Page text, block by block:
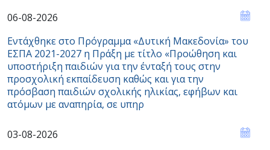
06-08-2026
Εντάχθηκε στο Πρόγραμμα «Δυτική Μακεδονία» του
ΕΣΠΑ 2021-2027 η Πράξη με τίτλο «Προώθηση και
υποστήριξη παιδιών για την ένταξή τους στην
προσχολική εκπαίδευση καθώς και για την
πρόσβαση παιδιών σχολικής ηλικίας, εφήβων και
ατόμων με αναπηρία, σε υπηρ
03-08-2026